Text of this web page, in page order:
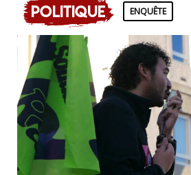
Politique ENQUÊTE